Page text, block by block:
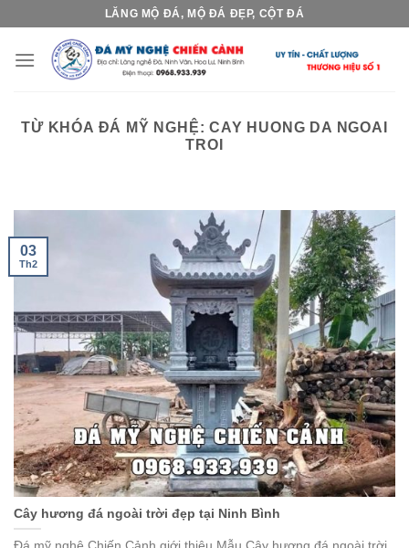
content
LĂNG MỘ ĐÁ, MỘ ĐÁ ĐẸP, CỘT ĐÁ
TỪ KHÓA ĐÁ MỸ NGHỆ:CAY HUONG DA NGOAI
TROI
Cây hương đá ngoài trời đẹp tại Ninh Bình
03
Th2